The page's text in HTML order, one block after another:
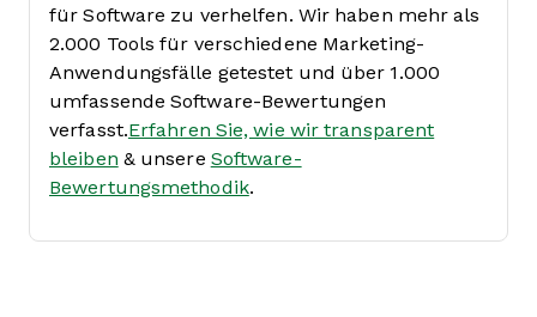
für Software zu verhelfen. Wir haben mehr als
2.000 Tools für verschiedene Marketing-
Anwendungsfälle getestet und über 1.000
umfassende Software-Bewertungen
verfasst.Erfahren Sie, wie wir transparent
bleiben & unsere Software-
Bewertungsmethodik.